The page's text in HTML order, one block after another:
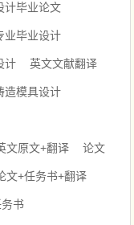
计毕业论文
业毕业设计
计 英文文献翻译
造模具设计
文原文+翻译 论文
文+任务书+翻译
书